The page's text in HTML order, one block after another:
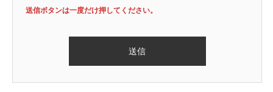
送信ボタンは一度だけ押してください。